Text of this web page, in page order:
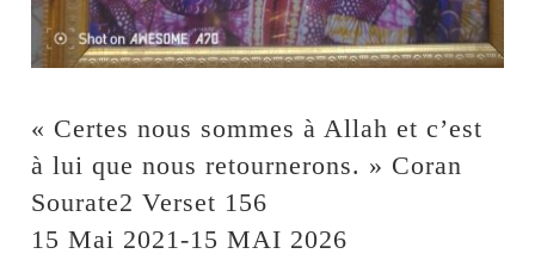
« Certes nous sommes à Allah et c’est
à lui que nous retournerons. » Coran
Sourate2 Verset 156
15 Mai 2021-15 MAI 2026